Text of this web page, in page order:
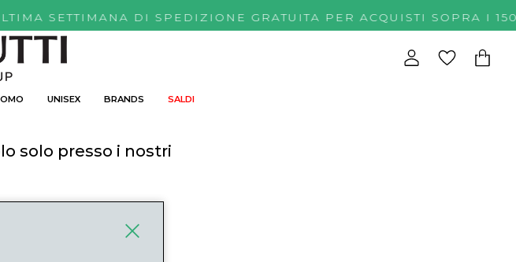
SETTIMANA DI SPEDIZIONE GRATUITA PER ACQUISTI
UNISEX BRANDS SALDI
solo presso i nostri